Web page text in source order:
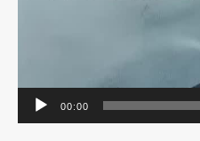
00:00